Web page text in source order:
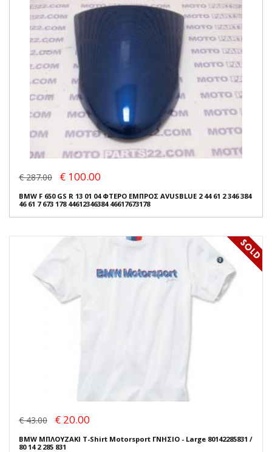
€ 287.00 € 100.00
BMW F 650 GS R 13 01 04 ΦΤΕΡΟ ΕΜΠΡΟΣ AVUSBLUE 2 44 61 2 346 384
46 61 7 673 178 44612346384 46617673178
€ 43.00 € 20.00
BMW ΜΠΛΟΥΖΑΚΙ T-Shirt Motorsport ΓΝΗΣΙΟ - Large 80142285831 /
80 14 2 285 831